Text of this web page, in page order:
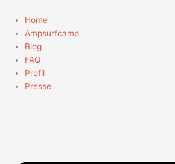
Inhalt
springen
Home
Ampsurfcamp
Blog
FAQ
Profil
Presse
nach: